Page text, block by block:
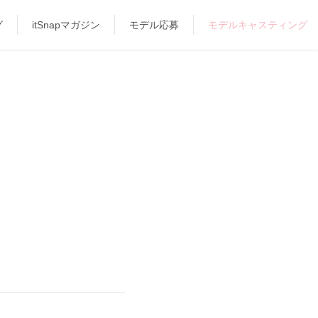
itSnapマガジン モデル応募 モデルキャスティング